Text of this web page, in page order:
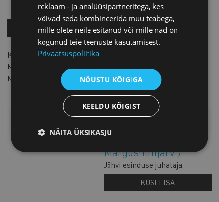
OSTA KOHE!
Kaubanduskoja liikmele35 € + km
Mitteliikmetele
Mitme osaleja puhul allahindlus 15% ettevõtte kohta
Margus Ilmjärv
Jõhvi esinduse juhataja
KÜSI LISA
reklaami- ja analüüsipartneritega, kes
võivad seda kombineerida muu teabega,
mille olete neile esitanud või mille nad on
kogunud teie teenuste kasutamisest.
Privaatsuspoliitika
NÕUSTU KÕIGIGA
KEELDU KÕIGIST
NÄITA ÜKSIKASJU